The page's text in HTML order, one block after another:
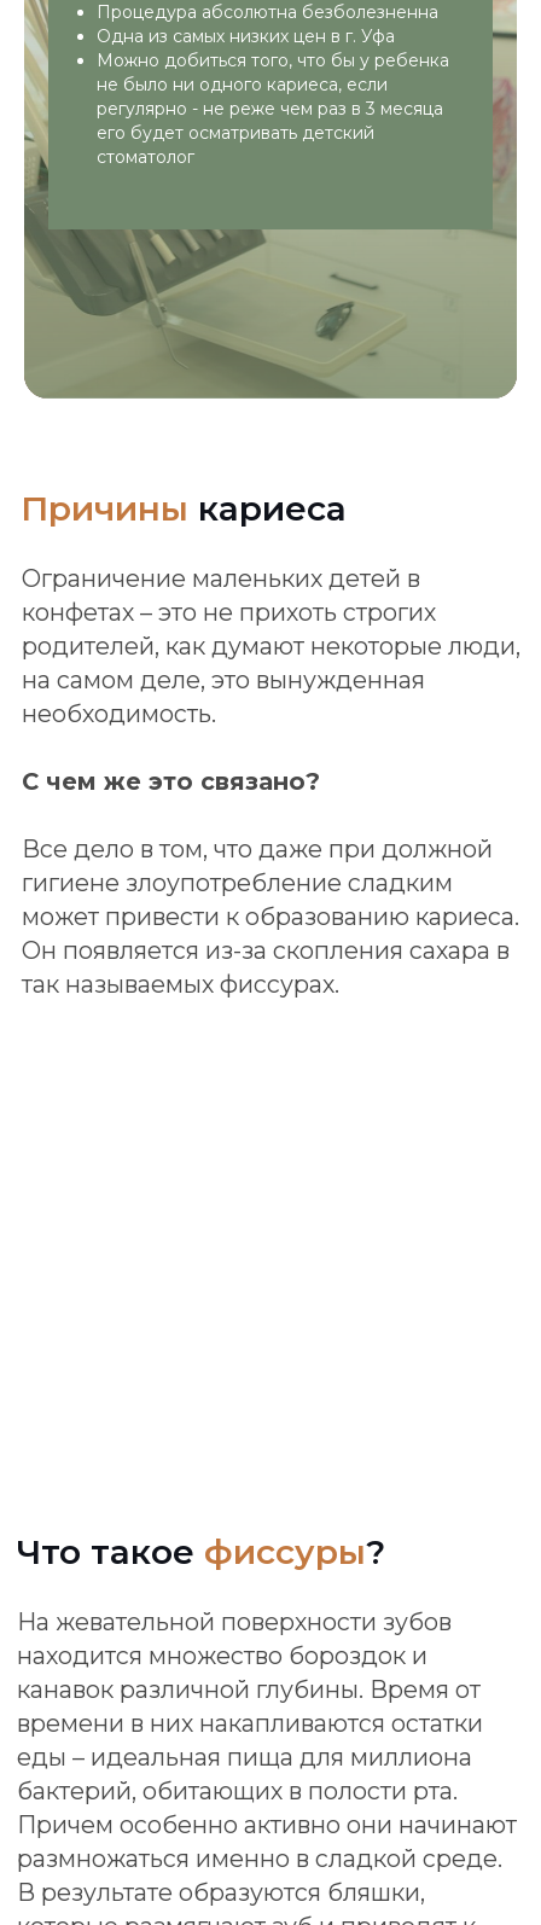
Процедура абсолютна безболезненна
Одна из самых низких цен в г. Уфа
Можно добиться того, что бы у ребенка
не было ни одного кариеса, если
регулярно - не реже чем раз в 3 месяца
его будет осматривать детский
стоматолог
На жевательной поверхности зубов
находится множество бороздок и
канавок различной глубины. Время от
времени в них накапливаются остатки
еды – идеальная пища для миллиона
Причем особенно активно они начинают
размножаться именно в сладкой среде.
которые размягчают зуб и приводят к
образованию кариеса. Самыми
опасными фиссурами являются глубокие.
Они недоступны для чистки зубной
щеткой и не омываются слюной, из-за
чего обычно и становятся очагом
первичного кариеса.
Что такоефиссуры?
С чем же это связано?
Все дело в том, что даже при должной
гигиене злоупотребление сладким
может привести к образованию кариеса.
Он появляется из-за скопления сахара в
так называемых фиссурах.